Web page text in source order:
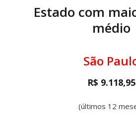
Estado com
médio
São
R$ 9.118,95
(últimos 12